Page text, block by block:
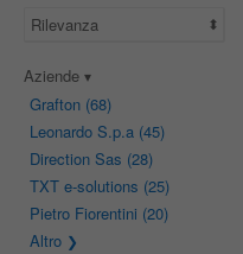
Rilevanza
Aziende
Grafton(68)
Leonardo S.p.a(45)
Direction Sas (28)
TXT e-solutions (25)
Pietro Fiorentini (20)
Altro